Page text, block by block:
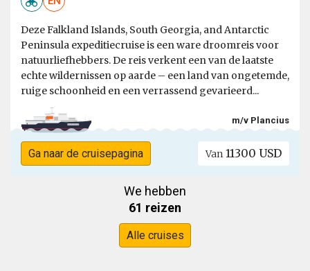
Deze Falkland Islands, South Georgia, and Antarctic
Peninsula expeditiecruise is een ware droomreis voor
natuurliefhebbers. De reis verkent een van de laatste
echte wildernissen op aarde – een land van ongetemde,
ruige schoonheid en een verrassend gevarieerd...
m/v Plancius
Ga naar de cruisepagina Van 11300 USD
We hebben
61 reizen
Alle cruises